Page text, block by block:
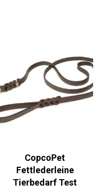
CopcoPet
Fettlederleine
Tierbedarf Test